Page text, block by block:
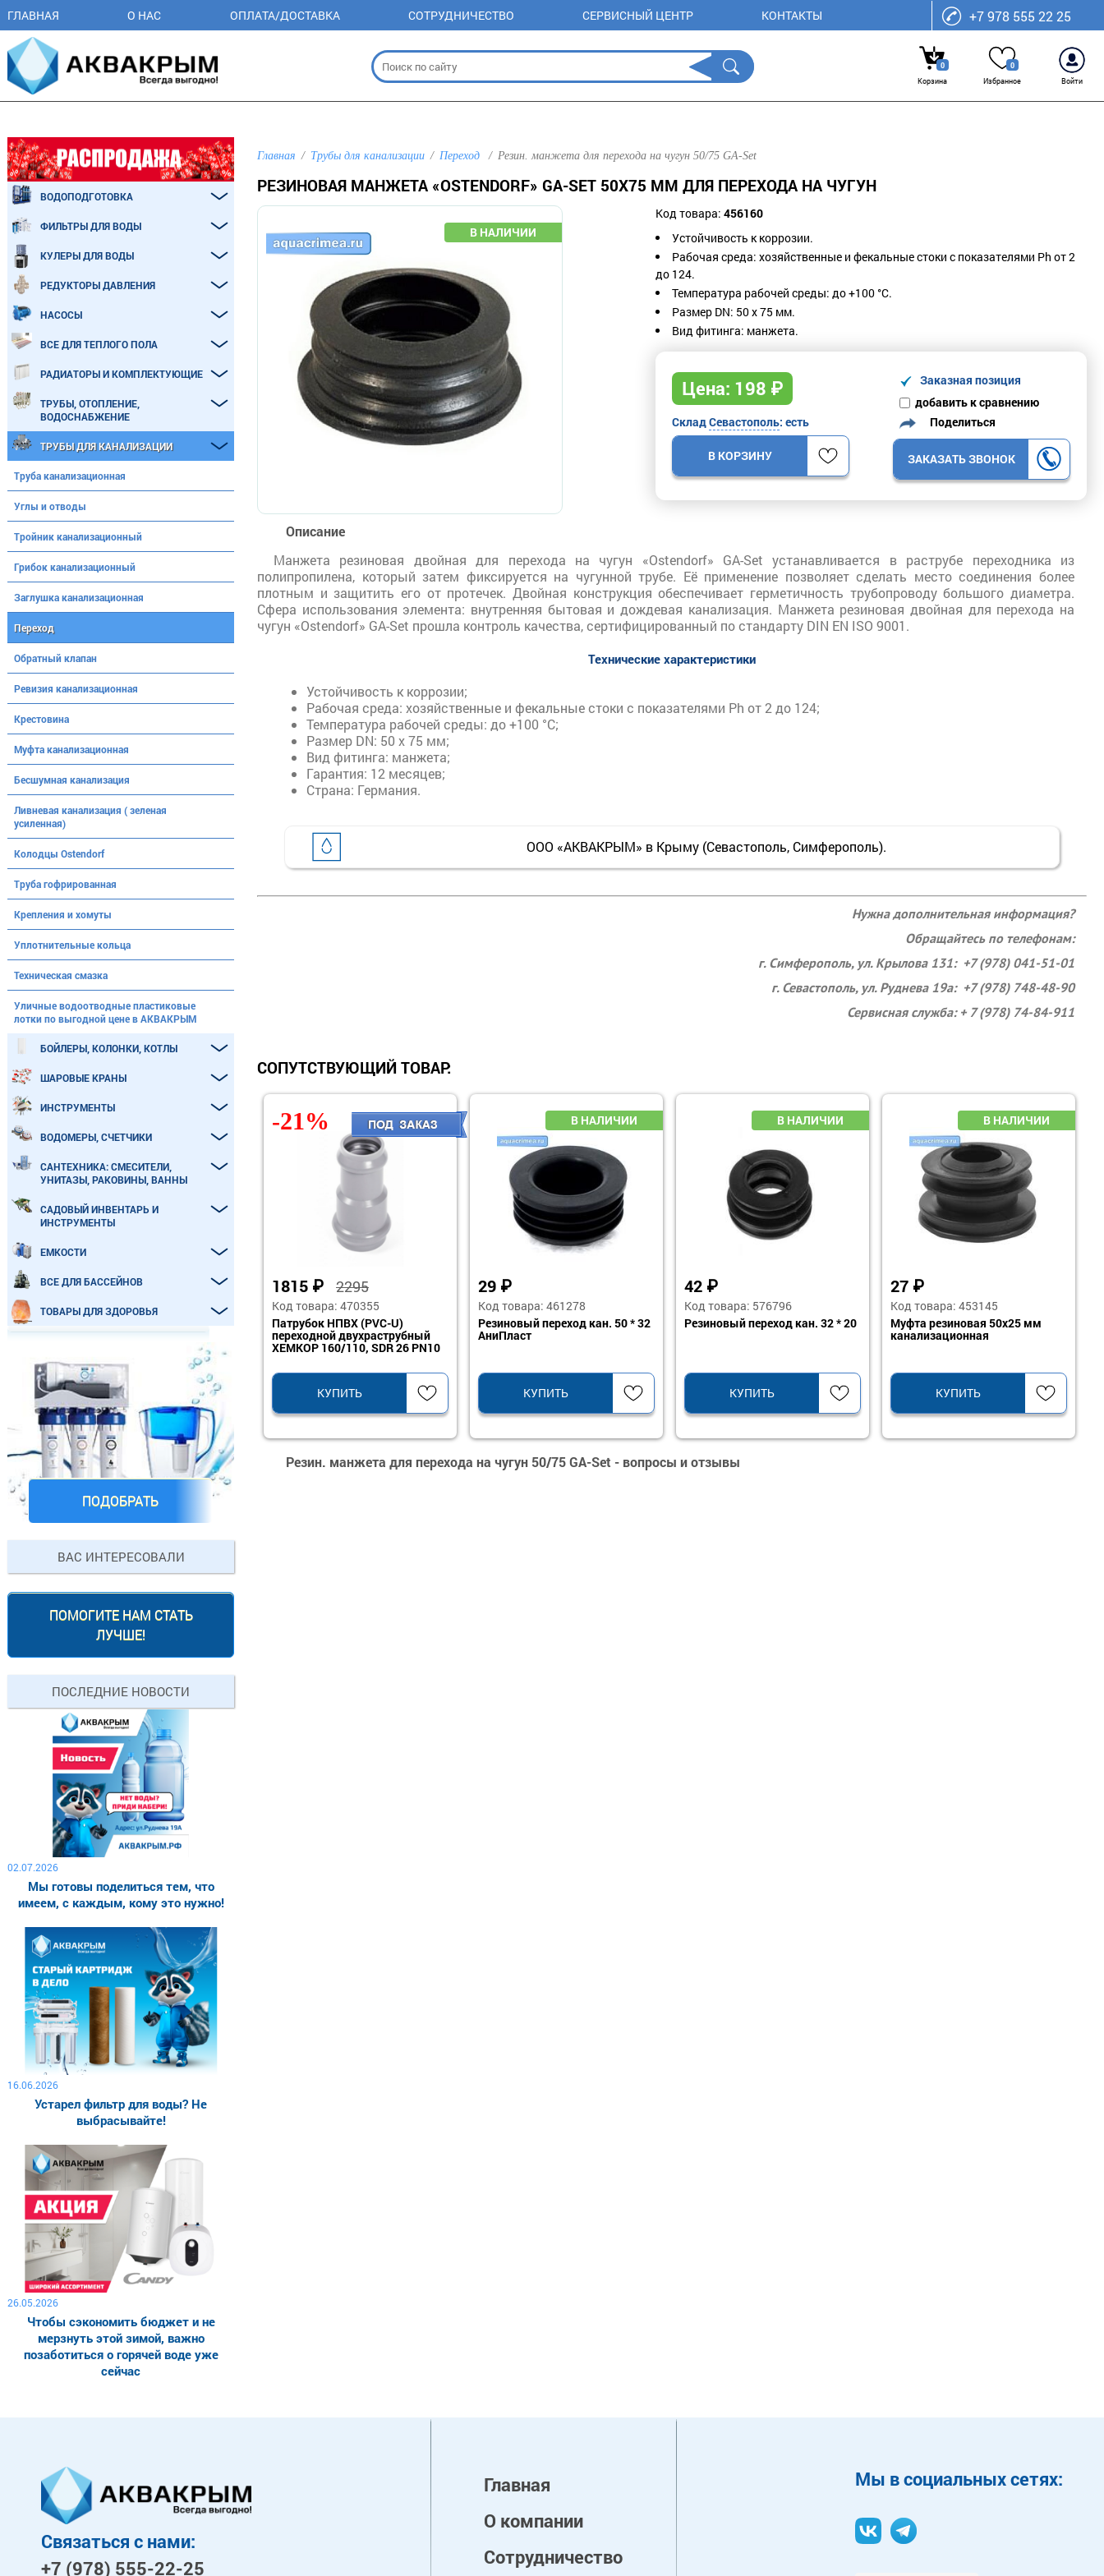
ГЛАВНАЯ О НАС ОПЛАТА/ДОСТАВКА СОТРУДНИЧЕСТВО СЕРВИСНЫЙ ЦЕНТР КОНТАКТЫ +7 978 555 22 25
0
Корзина
0
Избранное
Войти
Главная Трубы для канализации Переход Резин. манжета для перехода на чугун 50/75 GA-Set
РЕЗИНОВАЯ МАНЖЕТА «OSTENDORF» GA-SET 50Х75 ММ ДЛЯ ПЕРЕХОДА НА ЧУГУН
Код товара: 456160
Устойчивость к коррозии.
Рабочая среда: хозяйственные и фекальные стоки с показателями Ph от 2
до 124.
Температура рабочей среды: до +100 °С.
Размер DN: 50 х 75 мм.
Вид фитинга: манжета.
Цена: 198 ₽
Заказная позиция
добавить к сравнению
СкладСевастополь: есть
В КОРЗИНУ
Поделиться
ЗАКАЗАТЬ ЗВОНОК
Описание
Манжета резиновая двойная для перехода на чугун «Ostendorf» GA-Set устанавливается в раструбе переходника из
полипропилена, который затем фиксируется на чугунной трубе. Её применение позволяет сделать место соединения более
плотным и защитить его от протечек. Двойная конструкция обеспечивает герметичность трубопроводу большого диаметра.
Сфера использования элемента: внутренняя бытовая и дождевая канализация. Манжета резиновая двойная для перехода на
чугун «Ostendorf» GA-Set прошла контроль качества, сертифицированный по стандарту DIN EN ISO 9001.
Технические характеристики
Устойчивость к коррозии;
Рабочая среда: хозяйственные и фекальные стоки с показателями Ph от 2 до 124;
Температура рабочей среды: до +100 °С;
Размер DN: 50 х 75 мм;
Вид фитинга: манжета;
Гарантия: 12 месяцев;
Страна: Германия.
ООО «АКВАКРЫМ» в Крыму (Севастополь, Симферополь).
Нужна дополнительная информация?
Обращайтесь по телефонам:
г. Симферополь, ул. Крылова 131: +7 (978) 041-51-01
г. Севастополь, ул. Руднева 19а: +7 (978) 748-48-90
Сервисная служба: + 7 (978) 74-84-911
СОПУТСТВУЮЩИЙ ТОВАР:
1815 ₽ 2295
Код товара: 470355
Патрубок НПВХ (PVC-U)
переходной двухраструбный
ХЕМКОР 160/110, SDR 26 PN10
КУПИТЬ
-21%
29 ₽
Код товара: 461278
Резиновый переход кан. 50 * 32
АниПласт
КУПИТЬ
42 ₽
Код товара: 576796
Резиновый переход кан. 32 * 20
КУПИТЬ
27 ₽
Код товара: 453145
Муфта резиновая 50х25 мм
канализационная
КУПИТЬ
Резин. манжета для перехода на чугун 50/75 GA-Set - вопросы и отзывы
ВОДОПОДГОТОВКА
ФИЛЬТРЫ ДЛЯ ВОДЫ
КУЛЕРЫ ДЛЯ ВОДЫ
РЕДУКТОРЫ ДАВЛЕНИЯ
НАСОСЫ
ВСЕ ДЛЯ ТЕПЛОГО ПОЛА
РАДИАТОРЫ И КОМПЛЕКТУЮЩИЕ
ТРУБЫ, ОТОПЛЕНИЕ,
ВОДОСНАБЖЕНИЕ
ТРУБЫ ДЛЯ КАНАЛИЗАЦИИ
Труба канализационная
Углы и отводы
Тройник канализационный
Грибок канализационный
Заглушка канализационная
Переход
Обратный клапан
Ревизия канализационная
Крестовина
Муфта канализационная
Бесшумная канализация
Ливневая канализация ( зеленая
усиленная)
Колодцы Ostendorf
Труба гофрированная
Крепления и хомуты
Уплотнительные кольца
Техническая смазка
Уличные водоотводные пластиковые
лотки по выгодной цене в АКВАКРЫМ
БОЙЛЕРЫ, КОЛОНКИ, КОТЛЫ
ШАРОВЫЕ КРАНЫ
ИНСТРУМЕНТЫ
ВОДОМЕРЫ, СЧЕТЧИКИ
САНТЕХНИКА: СМЕСИТЕЛИ,
УНИТАЗЫ, РАКОВИНЫ, ВАННЫ
САДОВЫЙ ИНВЕНТАРЬ И
ИНСТРУМЕНТЫ
ЕМКОСТИ
ВСЕ ДЛЯ БАССЕЙНОВ
ТОВАРЫ ДЛЯ ЗДОРОВЬЯ
ПОДОБРАТЬ
ВАС ИНТЕРЕСОВАЛИ
ПОМОГИТЕ НАМ СТАТЬ
ЛУЧШЕ!
ПОСЛЕДНИЕ НОВОСТИ
02.07.2026
Мы готовы поделиться тем, что
имеем, с каждым, кому это нужно!
16.06.2026
Устарел фильтр для воды? Не
выбрасывайте!
26.05.2026
Чтобы сэкономить бюджет и не
мерзнуть этой зимой, важно
позаботиться о горячей воде уже
сейчас
Связаться с нами:
+7 (978) 555-22-25
Главная
О компании
Сотрудничество
Mы в социальных сетях: